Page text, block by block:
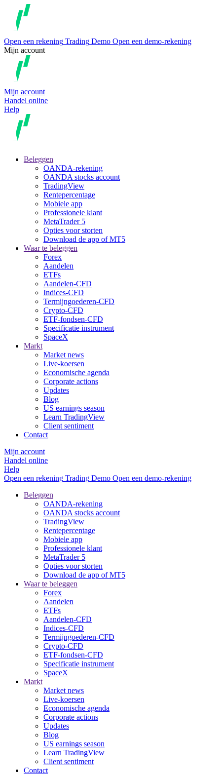
Open een rekening Trading Demo Open een demo-rekening
Mijn account
Mijn account
Handel online
Help
Beleggen
OANDA-rekening
OANDA stocks account
TradingView
Rentepercentage
Mobiele app
Professionele klant
MetaTrader 5
Opties voor storten
Download de app of MT5
Waar te beleggen
Forex
Aandelen
ETFs
Aandelen-CFD
Indices-CFD
Termijngoederen-CFD
Crypto-CFD
ETF-fondsen-CFD
Specificatie instrument
SpaceX
Markt
Market news
Live-koersen
Economische agenda
Corporate actions
Updates
Blog
US earnings season
Learn TradingView
Client sentiment
Contact
Mijn account
Handel online
Help
Open een rekening Trading Demo Open een demo-rekening
Beleggen
OANDA-rekening
OANDA stocks account
TradingView
Rentepercentage
Mobiele app
Professionele klant
MetaTrader 5
Opties voor storten
Download de app of MT5
Waar te beleggen
Forex
Aandelen
ETFs
Aandelen-CFD
Indices-CFD
Termijngoederen-CFD
Crypto-CFD
ETF-fondsen-CFD
Specificatie instrument
SpaceX
Markt
Market news
Live-koersen
Economische agenda
Corporate actions
Updates
Blog
US earnings season
Learn TradingView
Client sentiment
Contact